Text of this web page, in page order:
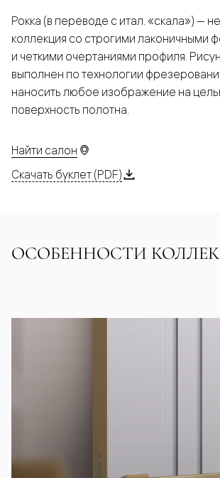
Рокка (в переводе с итал. «скала») —
коллекция со строгими лаконичными
и четкими очертаниями профиля.
выполнен по технологии
наносить любое изображение на
поверхность полотна.
Найти салон
Скачать буклет (PDF)
ОСОБЕННОСТИ